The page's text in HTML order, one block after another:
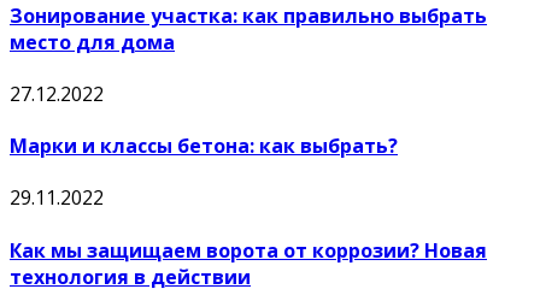
Зонирование участка: как правильно выбрать
место для дома
27.12.2022
Марки и классы бетона: как выбрать?
29.11.2022
Как мы защищаем ворота от коррозии? Новая
технология в действии